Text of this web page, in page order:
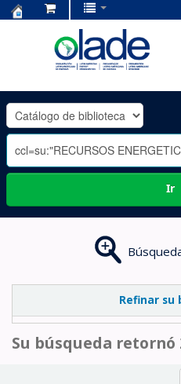
OLADE
-
Ir
Refinar su
Su búsqueda retornó